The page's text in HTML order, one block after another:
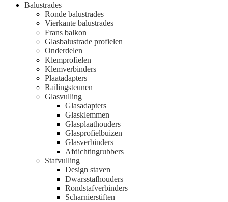
Balustrades
Ronde balustrades
Vierkante balustrades
Frans balkon
Glasbalustrade profielen
Onderdelen
Klemprofielen
Klemverbinders
Plaatadapters
Railingsteunen
Glasvulling
Glasadapters
Glasklemmen
Glasplaathouders
Glasprofielbuizen
Glasverbinders
Afdichtingrubbers
Stafvulling
Design staven
Dwarsstafhouders
Rondstafverbinders
Scharnierstiften